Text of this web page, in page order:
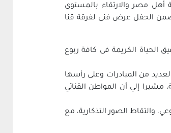
أهل مصر والارتقاء بالمستوى
في القرى والمحافظات الأشد احتياجا لحياة كريمة، وكذا أهم إنجازات مؤسسه حياة كريمة بقنا لعام 2023. وتضمن الحفل عرض فنى لفرقة قنا
الحياة الكريمة فى كافة ربوع
من المبادرات وعلى رأسها
والتى استهدفت 5 مراكز من أصل 9 مراكز، بعدد 19 قرية أم، و87 قرية رئيسية و722 نجع وعزبة، مشيرا إلي أن المواطن القنائي
والتقاط الصور التذكارية، مع